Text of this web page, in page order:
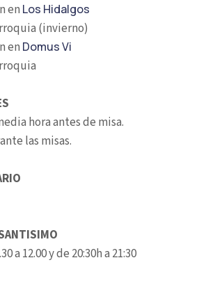
en Los Hidalgos
(invierno)
en Domus Vi
hora antes de misa.
las misas.
a 12.00 y de 20:30h a 21:30